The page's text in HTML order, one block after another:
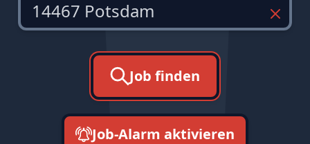
Job finden
Job-Alarm aktivieren